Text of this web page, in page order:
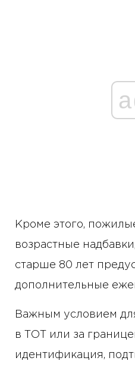
Кроме этого,
возрастные
старше 80 лет
дополнительные
Важным условием
в ТОТ или за
идентификация,